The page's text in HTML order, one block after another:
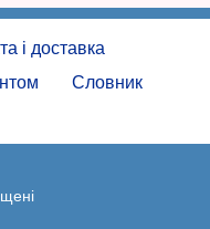
і доставка
Словник